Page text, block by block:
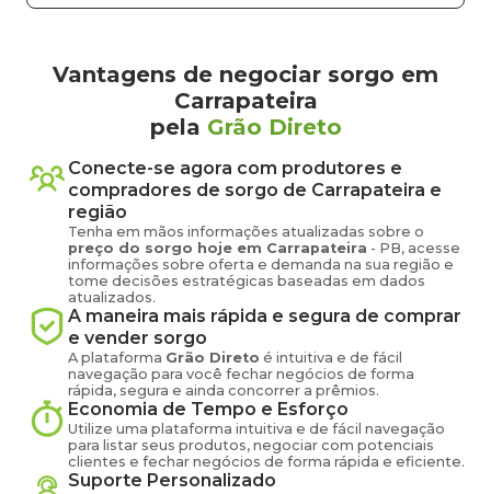
Vantagens de negociar sorgo em
Carrapateira
pela Grão Direto
Conecte-se agora com produtores e
compradores de sorgo de Carrapateira e
região
Tenha em mãos informações atualizadas sobre o
preço do sorgo hoje em Carrapateira - PB, acesse
informações sobre oferta e demanda na sua região e
tome decisões estratégicas baseadas em dados
atualizados.
A maneira mais rápida e segura de comprar
e vender sorgo
A plataforma Grão Direto é intuitiva e de fácil
navegação para você fechar negócios de forma
rápida, segura e ainda concorrer a prêmios.
Economia de Tempo e Esforço
Utilize uma plataforma intuitiva e de fácil navegação
para listar seus produtos, negociar com potenciais
clientes e fechar negócios de forma rápida e eficiente.
Suporte Personalizado